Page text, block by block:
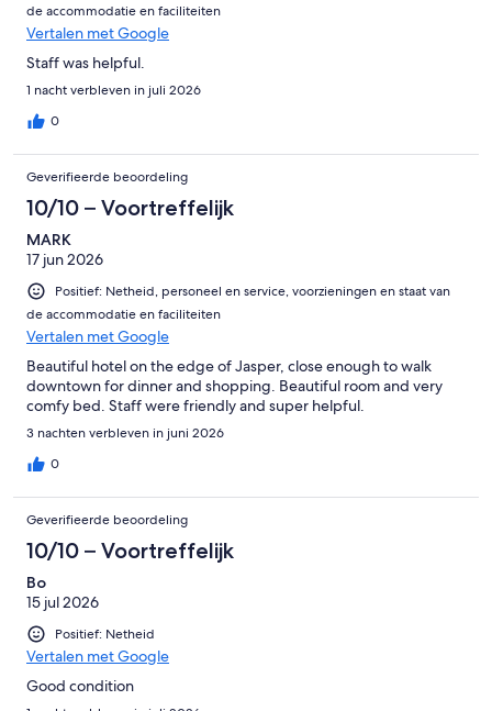
de accommodatie en faciliteiten
Vertalen met Google
Staff was helpful.
1 nacht verbleven in juli 2026
0
Geverifieerde beoordeling
10/10 – Voortreffelijk
MARK
17 jun 2026
Positief: Netheid, personeel en service, voorzieningen en staat van
de accommodatie en faciliteiten
Vertalen met Google
Beautiful hotel on the edge of Jasper, close enough to walk
downtown for dinner and shopping. Beautiful room and very
comfy bed. Staff were friendly and super helpful.
3 nachten verbleven in juni 2026
0
Geverifieerde beoordeling
10/10 – Voortreffelijk
Bo
15 jul 2026
Positief: Netheid
Vertalen met Google
Good condition